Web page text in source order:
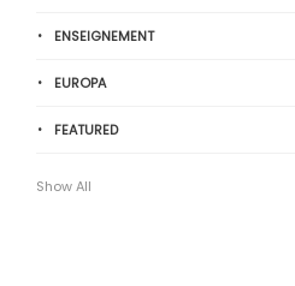
ENSEIGNEMENT
EUROPA
FEATURED
Show All